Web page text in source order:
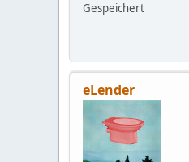
Gespeichert
eLender